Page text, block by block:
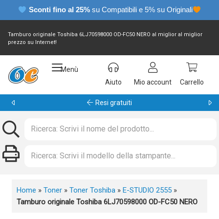
Sconti fino al 25% su Compatibili e 5% su Originali
Tamburo originale Toshiba 6LJ70598000 OD-FC50 NERO al miglior al miglior
prezzo su Internet!
Menù
Aiuto
Mio account Carrello
Garanzia 24 mesi
Home » Toner » Toner Toshiba » E-STUDIO 2555 »
Tamburo originale Toshiba 6LJ70598000 OD-FC50 NERO